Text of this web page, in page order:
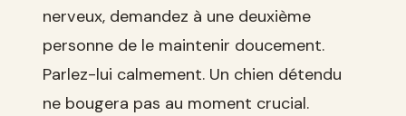
nerveux, demandez à une deuxième
personne de le maintenir doucement.
Parlez-lui calmement. Un chien détendu
ne bougera pas au moment crucial.